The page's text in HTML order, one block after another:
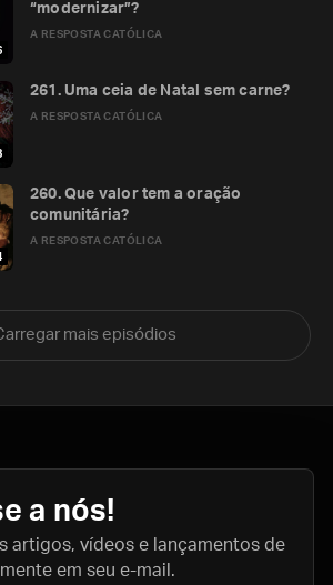
A RESPOSTA CATÓLICA
“modernizar”?
A RESPOSTA CATÓLICA
261. Uma ceia de Natal sem carne?
A RESPOSTA CATÓLICA
260. Que valor tem a oração
comunitária?
mais episódios
a nós!
artigos, vídeos e lançamentos de
em seu e-mail.